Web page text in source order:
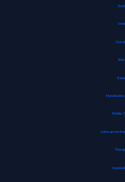
Mobile-
Software für